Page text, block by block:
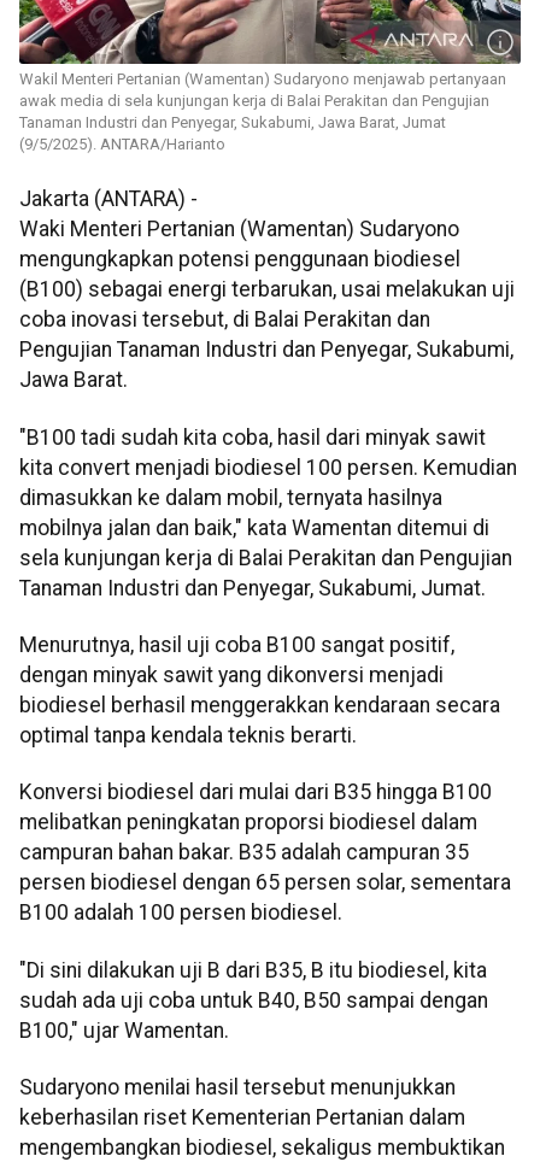
Wakil Menteri Pertanian (Wamentan) Sudaryono menjawab pertanyaan
awak media di sela kunjungan kerja di Balai Perakitan dan Pengujian
Tanaman Industri dan Penyegar, Sukabumi, Jawa Barat, Jumat
(9/5/2025). ANTARA/Harianto
Jakarta (ANTARA) -
Waki Menteri Pertanian (Wamentan) Sudaryono
mengungkapkan potensi penggunaan biodiesel
(B100) sebagai energi terbarukan, usai melakukan uji
coba inovasi tersebut, di Balai Perakitan dan
Pengujian Tanaman Industri dan Penyegar, Sukabumi,
Jawa Barat.
"B100 tadi sudah kita coba, hasil dari minyak sawit
kita convert menjadi biodiesel 100 persen. Kemudian
dimasukkan ke dalam mobil, ternyata hasilnya
mobilnya jalan dan baik," kata Wamentan ditemui di
sela kunjungan kerja di Balai Perakitan dan Pengujian
Tanaman Industri dan Penyegar, Sukabumi, Jumat.
Menurutnya, hasil uji coba B100 sangat positif,
dengan minyak sawit yang dikonversi menjadi
biodiesel berhasil menggerakkan kendaraan secara
optimal tanpa kendala teknis berarti.
Konversi biodiesel dari mulai dari B35 hingga B100
melibatkan peningkatan proporsi biodiesel dalam
campuran bahan bakar. B35 adalah campuran 35
persen biodiesel dengan 65 persen solar, sementara
B100 adalah 100 persen biodiesel.
"Di sini dilakukan uji B dari B35, B itu biodiesel, kita
sudah ada uji coba untuk B40, B50 sampai dengan
B100," ujar Wamentan.
Sudaryono menilai hasil tersebut menunjukkan
keberhasilan riset Kementerian Pertanian dalam
mengembangkan biodiesel, sekaligus membuktikan